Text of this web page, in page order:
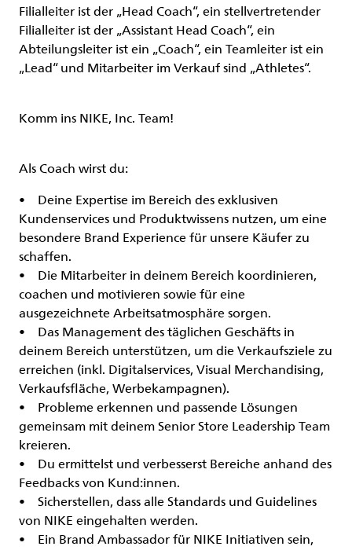
Filialleiter ist der „Head Coach“, ein stellvertretender
Filialleiter ist der „Assistant Head Coach“, ein
Abteilungsleiter ist ein „Coach“, ein Teamleiter ist ein
„Lead“ und Mitarbeiter im Verkauf sind „Athletes“.
Komm ins NIKE, Inc. Team!
Als Coach wirst du:
• Deine Expertise im Bereich des exklusiven
Kundenservices und Produktwissens nutzen, um eine
besondere Brand Experience für unsere Käufer zu
schaffen.
• Die Mitarbeiter in deinem Bereich koordinieren,
coachen und motivieren sowie für eine
ausgezeichnete Arbeitsatmosphäre sorgen.
• Das Management des täglichen Geschäfts in
deinem Bereich unterstützen, um die Verkaufsziele zu
erreichen (inkl. Digitalservices, Visual Merchandising,
Verkaufsfläche, Werbekampagnen).
• Probleme erkennen und passende Lösungen
gemeinsam mit deinem Senior Store Leadership Team
kreieren.
• Du ermittelst und verbesserst Bereiche anhand des
Feedbacks von Kund:innen.
• Sicherstellen, dass alle Standards und Guidelines
von NIKE eingehalten werden.
• Ein Brand Ambassador für NIKE Initiativen sein,